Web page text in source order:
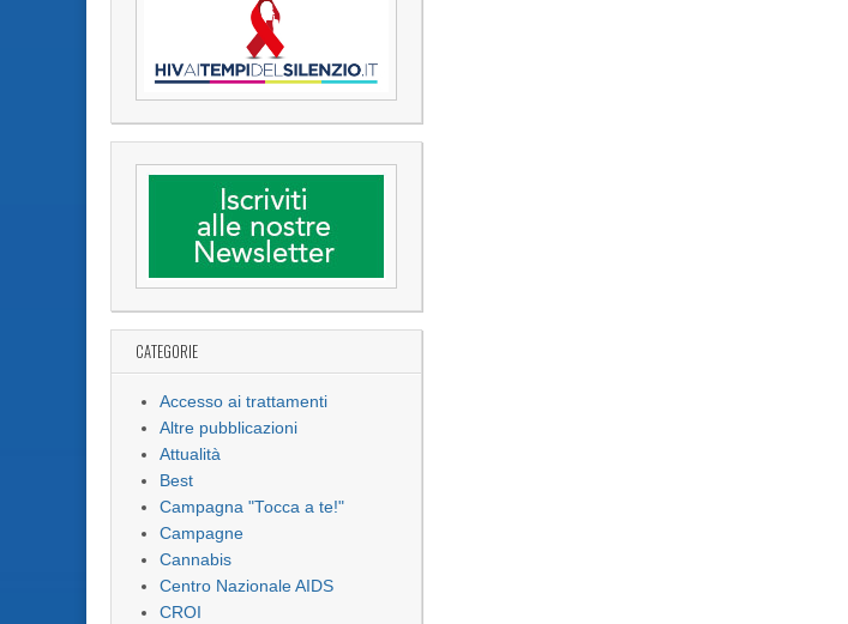
CATEGORIE
Accesso ai trattamenti
Altre pubblicazioni
Attualità
Best
Campagna "Tocca a te!"
Campagne
Cannabis
Centro Nazionale AIDS
CROI